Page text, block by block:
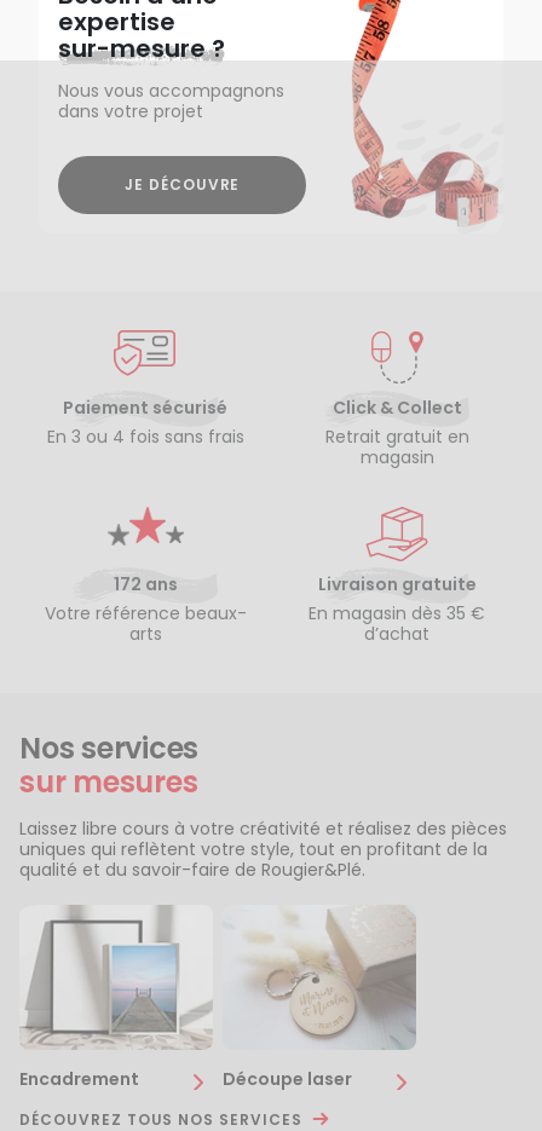
expertise
sur-mesure ?
Nous vous accompagnons
dans votre projet
JE DÉCOUVRE
Paiement sécurisé
En 3 ou 4 fois sans frais
Click & Collect
Retrait gratuit en
magasin
172 ans
Votre référence beaux-
arts
Livraison gratuite
En magasin dès 35 €
d’achat
Nos services
sur mesures
Laissez libre cours à votre créativité et réalisez des pièces
uniques qui reflètent votre style, tout en profitant de la
qualité et du savoir-faire de Rougier&Plé.
Encadrement Découpe laser
DÉCOUVREZ TOUS NOS SERVICES